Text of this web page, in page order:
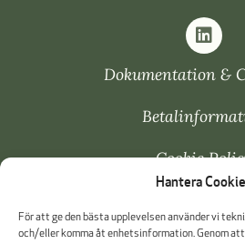
Hantera
För att ge den bästa upplevelsen använder vi
och/eller komma åt enhetsinformation. Genom
Dokumentation &
Cookie